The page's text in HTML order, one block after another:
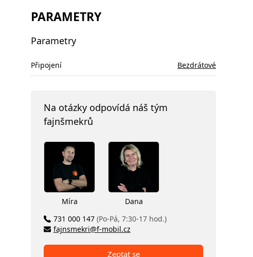
PARAMETRY
Parametry
Připojení Bezdrátové
Na otázky odpovídá náš tým
fajnšmekrů
Míra
Dana
731 000 147 (Po-Pá, 7:30-17 hod.)
fajnsmekri@f-mobil.cz
Zeptat se